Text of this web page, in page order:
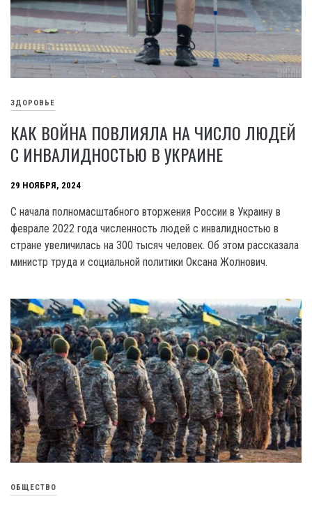
ЗДОРОВЬЕ
КАК ВОЙНА ПОВЛИЯЛА НА ЧИСЛО ЛЮДЕЙ
С ИНВАЛИДНОСТЬЮ В УКРАИНЕ
29 НОЯБРЯ, 2024
С начала полномасштабного вторжения России в Украину в
феврале 2022 года численность людей с инвалидностью в
стране увеличилась на 300 тысяч человек. Об этом рассказала
министр труда и социальной политики Оксана Жолнович.
ОБЩЕСТВО